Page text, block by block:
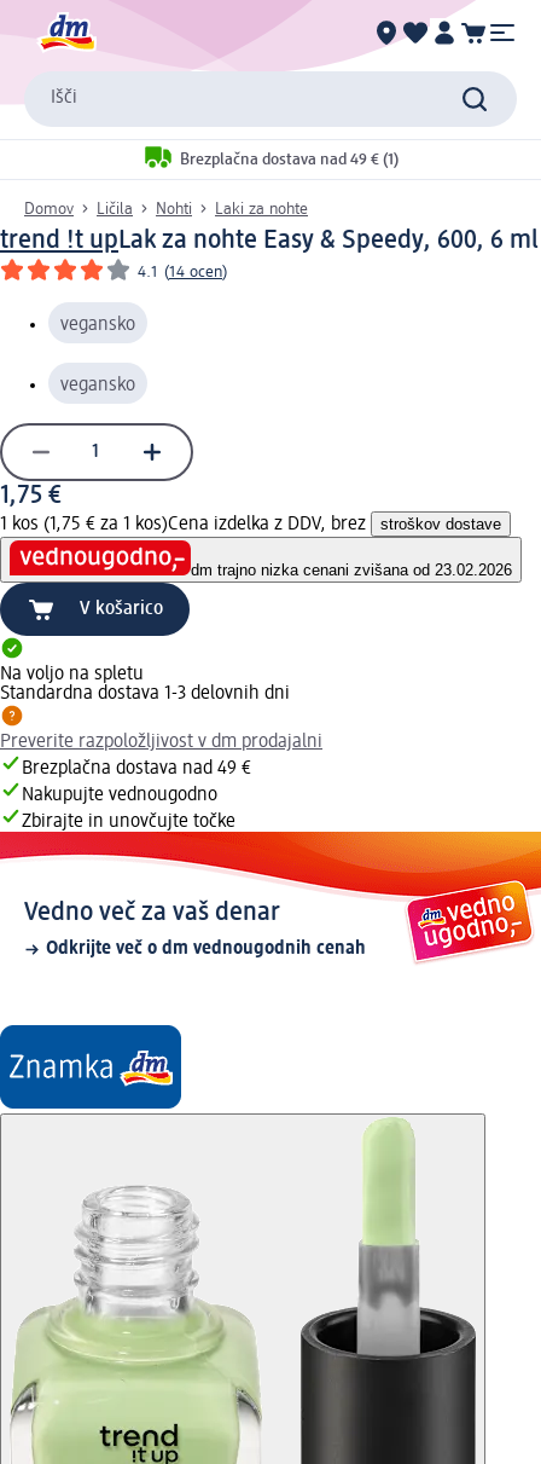
Išči
Brezplačna dostava nad 49 € (1)
Domov Ličila Nohti Laki za nohte
trend !t upLak za nohte Easy & Speedy, 600, 6 ml
4.1 (14 ocen)
vegansko
vegansko
1,75 €
1 kos (1,75 € za 1 kos)Cena izdelka z DDV, brez stroškov dostave
dm trajno nizka cenani zvišana od 23.02.2026
V košarico
Na voljo na spletu
Standardna dostava 1-3 delovnih dni
Preverite razpoložljivost v dm prodajalni
Brezplačna dostava nad 49 €
Nakupujte vednougodno
Zbirajte in unovčujte točke
Vedno več za vaš denar
Odkrijte več o dm vednougodnih cenah